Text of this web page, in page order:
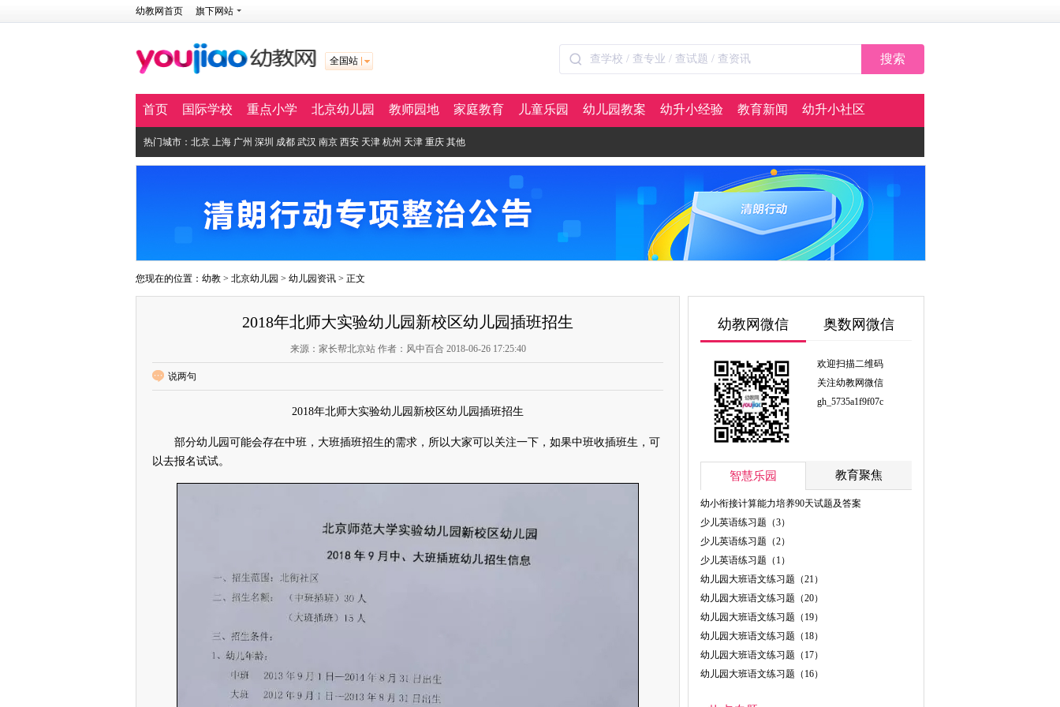
幼教网首页 旗下网站
全国站 搜索
首页 国际学校 重点小学 北京幼儿园 教师园地 家庭教育 儿童乐园 幼儿园教案 幼升小经验 教育新闻 幼升小社区
热门城市： 北京 上海 广州 深圳 成都 武汉 南京 西安 天津 杭州 天津 重庆 其他
您现在的位置： 幼教 > 北京幼儿园 > 幼儿园资讯 > 正文
2018年北师大实验幼儿园新校区幼儿园插班招生
来源：家长帮北京站 作者：风中百合 2018-06-26 17:25:40
说两句
2018年北师大实验幼儿园新校区幼儿园插班招生
部分幼儿园可能会存在中班，大班插班招生的需求，所以大家可以关注一下，如果中班收插班生，可
以去报名试试。
幼教网微信 奥数网微信
欢迎扫描二维码
关注幼教网微信
gh_5735a1f9f07c
智慧乐园 教育聚焦
幼小衔接计算能力培养90天试题及答案
少儿英语练习题（3）
少儿英语练习题（2）
少儿英语练习题（1）
幼儿园大班语文练习题（21）
幼儿园大班语文练习题（20）
幼儿园大班语文练习题（19）
幼儿园大班语文练习题（18）
幼儿园大班语文练习题（17）
幼儿园大班语文练习题（16）